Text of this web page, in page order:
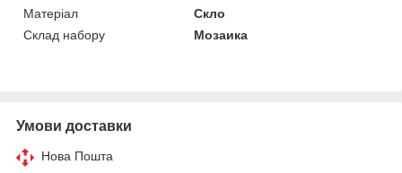
Матеріал
Скло
Склад набору
Мозаика
Умови доставки
Нова Пошта